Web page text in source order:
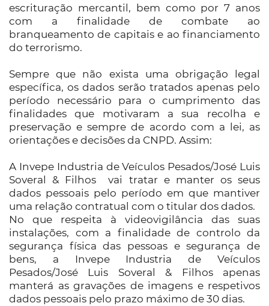
escrituração mercantil, bem como por 7 anos
com a finalidade de combate ao
branqueamento de capitais e ao financiamento
do terrorismo.
Sempre que não exista uma obrigação legal
específica, os dados serão tratados apenas pelo
período necessário para o cumprimento das
finalidades que motivaram a sua recolha e
preservação e sempre de acordo com a lei, as
orientações e decisões da CNPD. Assim:
A Invepe Industria de Veículos Pesados/José Luis
Soveral & Filhos vai tratar e manter os seus
dados pessoais pelo período em que mantiver
uma relação contratual com o titular dos dados.
No que respeita à videovigilância das suas
instalações, com a finalidade de controlo da
segurança física das pessoas e segurança de
bens, a Invepe Industria de Veículos
Pesados/José Luis Soveral & Filhos apenas
manterá as gravações de imagens e respetivos
dados pessoais pelo prazo máximo de 30 dias.